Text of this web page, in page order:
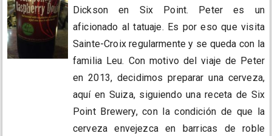
Dickson en Six Point. Peter es un
aficionado al tatuaje. Es por eso que visita
Sainte-Croix regularmente y se queda con la
familia Leu. Con motivo del viaje de Peter
en 2013, decidimos preparar una cerveza,
aquí en Suiza, siguiendo una receta de Six
Point Brewery, con la condición de que la
cerveza envejezca en barricas de roble